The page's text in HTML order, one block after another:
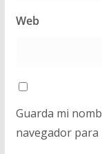
Web
Guarda mi
navegador para